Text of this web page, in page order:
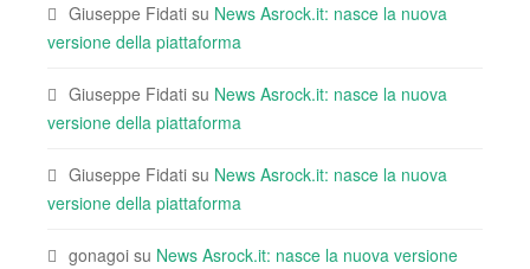
Giuseppe Fidati su News Asrock.it: nasce la nuova
versione della piattaforma
Giuseppe Fidati su News Asrock.it: nasce la nuova
versione della piattaforma
Giuseppe Fidati su News Asrock.it: nasce la nuova
versione della piattaforma
gonagoi su News Asrock.it: nasce la nuova versione